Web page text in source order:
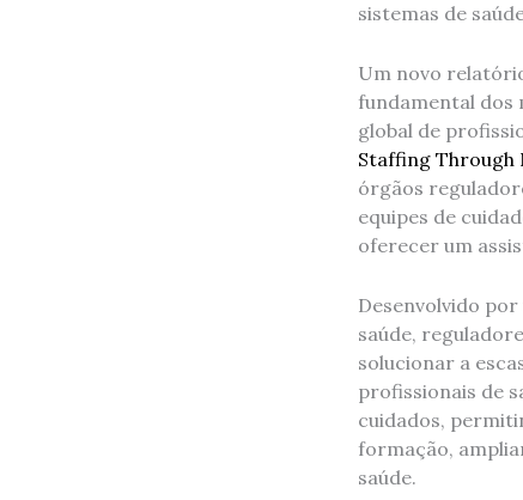
sistemas de
Um novo
fundamental dos
global de
Staffing Through
órgãos
equipes de
oferecer um
Desenvolvido
saúde,
solucionar a
profissionais de
cuidados,
formação,
saúde.